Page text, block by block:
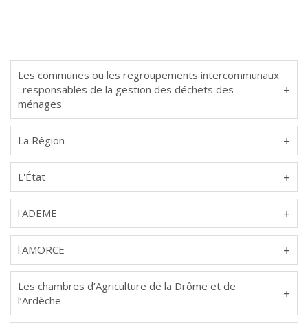
Les communes ou les regroupements intercommunaux
: responsables de la gestion des déchets des
ménages
La Région
L'État
l'ADEME
l'AMORCE
Les chambres d’Agriculture de la Drôme et de
l’Ardèche